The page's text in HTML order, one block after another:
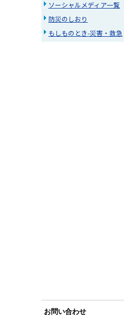
ソーシャルメディア一覧
防災のしおり
もしものとき-災害・救急
お問い合わせ